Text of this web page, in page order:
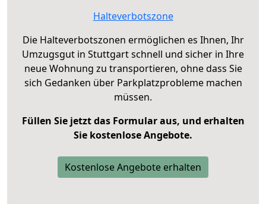
Halteverbotszone
Die Halteverbotszonen ermöglichen es Ihnen, Ihr
Umzugsgut in Stuttgart schnell und sicher in Ihre
neue Wohnung zu transportieren, ohne dass Sie
sich Gedanken über Parkplatzprobleme machen
müssen.
Füllen Sie jetzt das Formular aus, und erhalten
Sie kostenlose Angebote.
Kostenlose Angebote erhalten